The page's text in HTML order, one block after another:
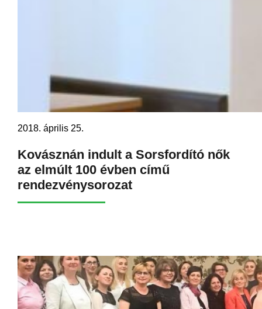
2018. április 25.
Kovásznán indult a Sorsfordító nők
az elmúlt 100 évben című
rendezvénysorozat